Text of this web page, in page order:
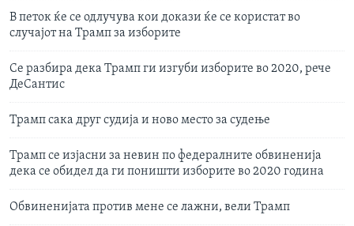
В петок ќе се одлучува кои докази ќе се користат во
случајот на Трамп за изборите
Се разбира дека Трамп ги изгуби изборите во 2020, рече
ДеСантис
Трамп сака друг судија и ново место за судење
Трамп се изјасни за невин по федералните обвиненија
дека се обидел да ги поништи изборите во 2020 година
Обвиненијата против мене се лажни, вели Трамп